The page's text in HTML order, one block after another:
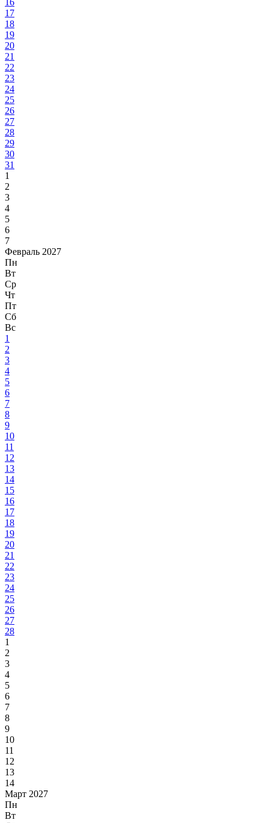
16
17
18
19
20
21
22
23
24
25
26
27
28
29
30
31
1
2
3
4
5
6
7
Февраль 2027
Пн
Вт
Ср
Чт
Пт
Сб
Вс
1
2
3
4
5
6
7
8
9
10
11
12
13
14
15
16
17
18
19
20
21
22
23
24
25
26
27
28
1
2
3
4
5
6
7
8
9
10
11
12
13
14
Март 2027
Пн
Вт